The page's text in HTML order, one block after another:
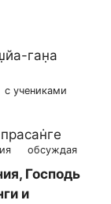
ган̣а
с учениками
обсуждая
Господь
и